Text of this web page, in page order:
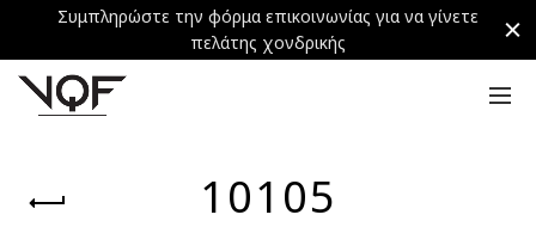
10105
Συμπληρώστε την φόρμα επικοινωνίας για να γίνετε
πελάτης χονδρικής